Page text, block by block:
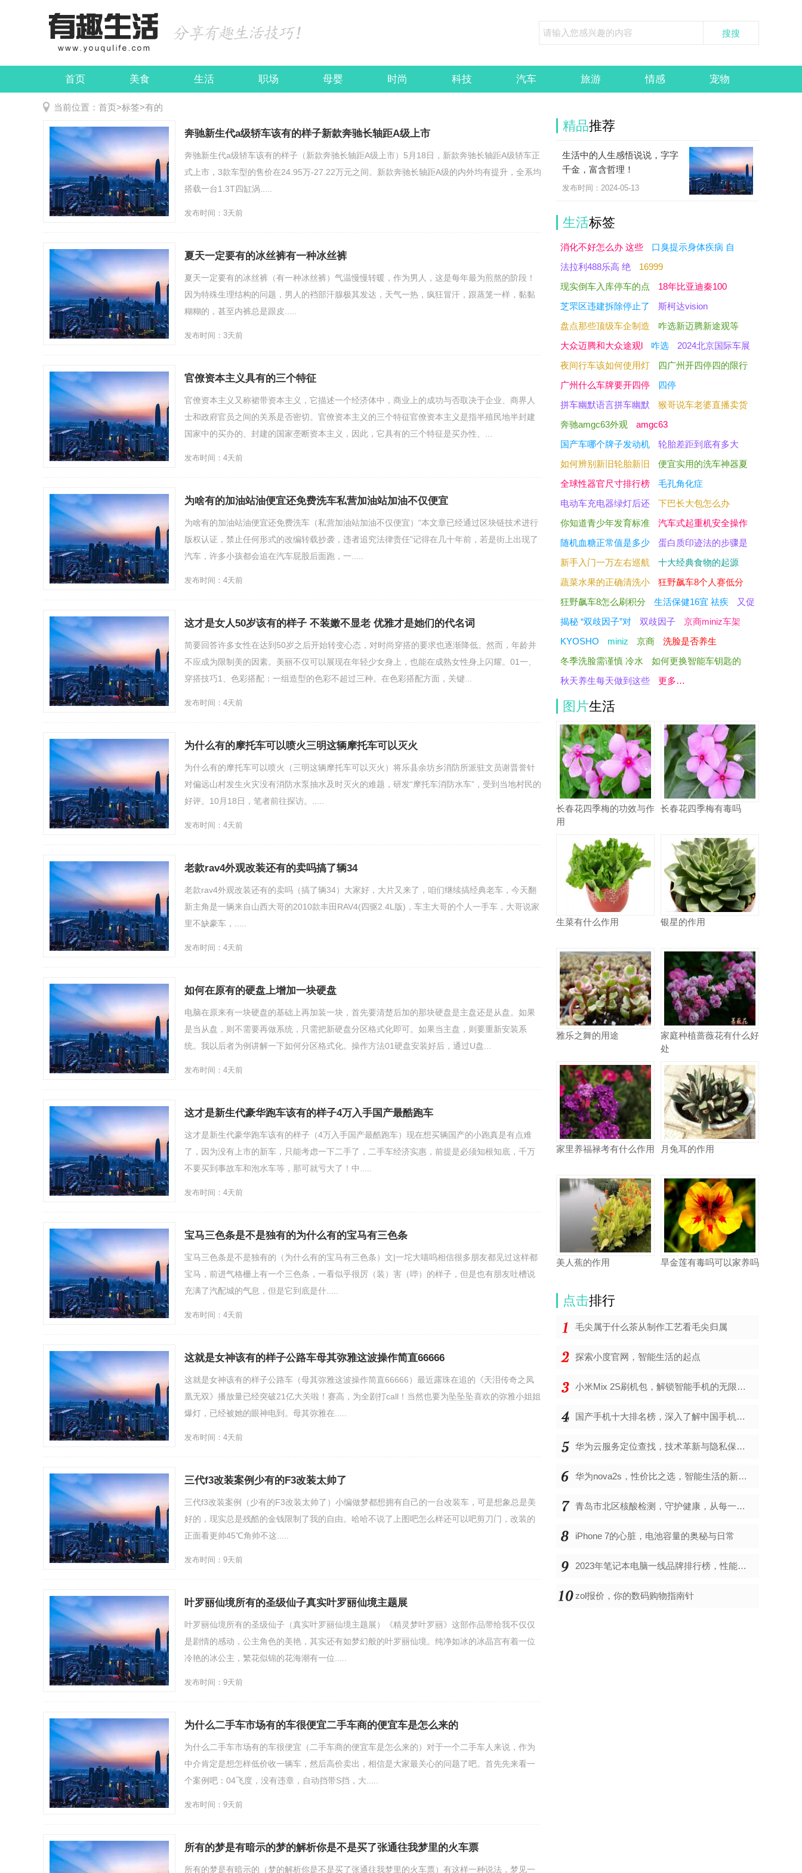
首页 美食 生活 职场 母婴 时尚 科技 汽车 旅游 情感 宠物
娱乐 民俗
当前位置： 首页>标签>有的
奔驰新生代a级轿车该有的样子新款奔驰长轴距A级上市
奔驰新生代a级轿车该有的样子（新款奔驰长轴距A级上市）5月18日，新款奔驰长轴距A级轿车正
式上市，3款车型的售价在24.95万-27.22万元之间。新款奔驰长轴距A级的内外均有提升，全系均
搭载一台1.3T四缸涡.....
发布时间：3天前
夏天一定要有的冰丝裤有一种冰丝裤
夏天一定要有的冰丝裤（有一种冰丝裤）气温慢慢转暖，作为男人，这是每年最为煎熬的阶段！
因为特殊生理结构的问题，男人的裆部汗腺极其发达，天气一热，疯狂冒汗，跟蒸笼一样，黏黏
糊糊的，甚至内裤总是跟皮.....
发布时间：3天前
官僚资本主义具有的三个特征
官僚资本主义又称裙带资本主义，它描述一个经济体中，商业上的成功与否取决于企业、商界人
士和政府官员之间的关系是否密切。官僚资本主义的三个特征官僚资本主义是指半殖民地半封建
国家中的买办的、封建的国家垄断资本主义，因此，它具有的三个特征是买办性、...
发布时间：4天前
为啥有的加油站油便宜还免费洗车私营加油站加油不仅便宜
为啥有的加油站油便宜还免费洗车（私营加油站加油不仅便宜）“本文章已经通过区块链技术进行
版权认证，禁止任何形式的改编转载抄袭，违者追究法律责任”记得在几十年前，若是街上出现了
汽车，许多小孩都会追在汽车屁股后面跑，一.....
发布时间：4天前
这才是女人50岁该有的样子 不装嫩不显老 优雅才是她们的代名词
简要回答许多女性在达到50岁之后开始转变心态，对时尚穿搭的要求也逐渐降低。然而，年龄并
不应成为限制美的因素。美丽不仅可以展现在年轻少女身上，也能在成熟女性身上闪耀。01一、
穿搭技巧1、色彩搭配：一组造型的色彩不超过三种。在色彩搭配方面，关键...
发布时间：4天前
为什么有的摩托车可以喷火三明这辆摩托车可以灭火
为什么有的摩托车可以喷火（三明这辆摩托车可以灭火）将乐县余坊乡消防所派驻文员谢晋誉针
对偏远山村发生火灾没有消防水泵抽水及时灭火的难题，研发“摩托车消防水车”，受到当地村民的
好评。10月18日，笔者前往探访。.....
发布时间：4天前
老款rav4外观改装还有的卖吗搞了辆34
老款rav4外观改装还有的卖吗（搞了辆34）大家好，大片又来了，咱们继续搞经典老车，今天翻
新主角是一辆来自山西大哥的2010款丰田RAV4(四驱2.4L版)，车主大哥的个人一手车，大哥说家
里不缺豪车，.....
发布时间：4天前
如何在原有的硬盘上增加一块硬盘
电脑在原来有一块硬盘的基础上再加装一块，首先要清楚后加的那块硬盘是主盘还是从盘。如果
是当从盘，则不需要再做系统，只需把新硬盘分区格式化即可。如果当主盘，则要重新安装系
统。我以后者为例讲解一下如何分区格式化。操作方法01硬盘安装好后，通过U盘...
发布时间：4天前
这才是新生代豪华跑车该有的样子4万入手国产最酷跑车
这才是新生代豪华跑车该有的样子（4万入手国产最酷跑车）现在想买辆国产的小跑真是有点难
了，因为没有上市的新车，只能考虑一下二手了，二手车经济实惠，前提是必须知根知底，千万
不要买到事故车和泡水车等，那可就亏大了！中.....
发布时间：4天前
宝马三色条是不是独有的为什么有的宝马有三色条
宝马三色条是不是独有的（为什么有的宝马有三色条）文|一坨大喵呜相信很多朋友都见过这样都
宝马，前进气格栅上有一个三色条，一看似乎很厉（装）害（哔）的样子，但是也有朋友吐槽说
充满了汽配城的气息，但是它到底是什.....
发布时间：4天前
这就是女神该有的样子公路车母其弥雅这波操作简直66666
这就是女神该有的样子公路车（母其弥雅这波操作简直66666）最近露珠在追的《天泪传奇之凤
凰无双》播放量已经突破21亿大关啦！赛高，为全剧打call！当然也要为坠坠坠喜欢的弥雅小姐姐
爆灯，已经被她的眼神电到。母其弥雅在.....
发布时间：4天前
三代f3改装案例少有的F3改装太帅了
三代f3改装案例（少有的F3改装太帅了）小编做梦都想拥有自己的一台改装车，可是想象总是美
好的，现实总是残酷的金钱限制了我的自由。哈哈不说了上图吧怎么样还可以吧剪刀门，改装的
正面看更帅45℃角帅不这.....
发布时间：9天前
叶罗丽仙境所有的圣级仙子真实叶罗丽仙境主题展
叶罗丽仙境所有的圣级仙子（真实叶罗丽仙境主题展）《精灵梦叶罗丽》这部作品带给我不仅仅
是剧情的感动，公主角色的美艳，其实还有如梦幻般的叶罗丽仙境。纯净如冰的冰晶宫有着一位
冷艳的冰公主，繁花似锦的花海潮有一位.....
发布时间：9天前
为什么二手车市场有的车很便宜二手车商的便宜车是怎么来的
为什么二手车市场有的车很便宜（二手车商的便宜车是怎么来的）对于一个二手车人来说，作为
中介肯定是想怎样低价收一辆车，然后高价卖出，相信是大家最关心的问题了吧。首先先来看一
个案例吧：04飞度，没有违章，自动挡带S挡，大.....
发布时间：9天前
所有的梦是有暗示的梦的解析你是不是买了张通往我梦里的火车票
所有的梦是有暗示的（梦的解析你是不是买了张通往我梦里的火车票）有这样一种说法，梦见一
精品推荐
生活中的人生感悟说说，字字
千金，富含哲理！
发布时间：2024-05-13
生活标签
消化不好怎么办 这些
口臭提示身体疾病 自
法拉利488乐高 绝
16999
现实倒车入库停车的点
18年比亚迪秦100
芝罘区违建拆除停止了
斯柯达vision
盘点那些顶级车企制造
咋选新迈腾新途观等
大众迈腾和大众途观l
咋选
2024北京国际车展
夜间行车该如何使用灯
四广州开四停四的限行
广州什么车牌要开四停
四停
拼车幽默语言拼车幽默
猴哥说车老婆直播卖货
奔驰amgc63外观
amgc63
国产车哪个牌子发动机
轮胎差距到底有多大
如何辨别新旧轮胎新旧
便宜实用的洗车神器夏
全球性器官尺寸排行榜
毛孔角化症
电动车充电器绿灯后还
下巴长大包怎么办
你知道青少年发育标准
汽车式起重机安全操作
随机血糖正常值是多少
蛋白质印迹法的步骤是
新手入门一万左右巡航
十大经典食物的起源
蔬菜水果的正确清洗小
狂野飙车8个人赛低分
狂野飙车8怎么刷积分
生活保健16宜 祛疾
又促
揭秘 “双歧因子”对
双歧因子
京商miniz车架
KYOSHO
miniz 京商
洗脸是否养生
冬季洗脸需谨慎 冷水
如何更换智能车钥匙的
秋天养生每天做到这些
更多…
图片生活
长春花四季梅的功效与作
用
长春花四季梅有毒吗
生菜有什么作用 银星的作用
雅乐之舞的用途
家庭种植蔷薇花有什么好
处
家里养福禄考有什么作用 月兔耳的作用
美人蕉的作用 旱金莲有毒吗可以家养吗
点击排行
毛尖属于什么茶从制作工艺看毛尖归属
探索小度官网，智能生活的起点
小米Mix 2S刷机包，解锁智能手机的无限可能
国产手机十大排名榜，深入了解中国手机市场的佼佼者
华为云服务定位查找，技术革新与隐私保护的双重奏
华为nova2s，性价比之选，智能生活的新伙伴
青岛市北区核酸检测，守护健康，从每一次检测开始
iPhone 7的心脏，电池容量的奥秘与日常
2023年笔记本电脑一线品牌排行榜，性能、创新与用户满意度的综合考量
zol报价，你的数码购物指南针